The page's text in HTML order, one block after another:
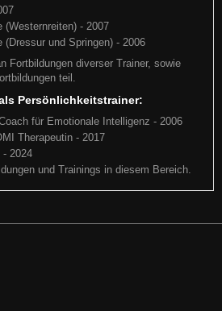
(Westernreiten) - 2007
(Dressur und Springen) - 2006
Fortbildungen diverser Trainer, sowie
teil.
Persönlichkeitstrainer:
für Emotionale Intelligenz - 2006
Therapeutin - 2017
- 2024
und Trainings in diesem Bereich.